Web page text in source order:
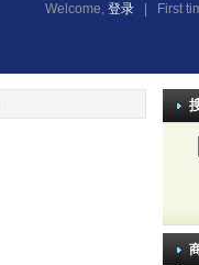
Welcome,登录 First